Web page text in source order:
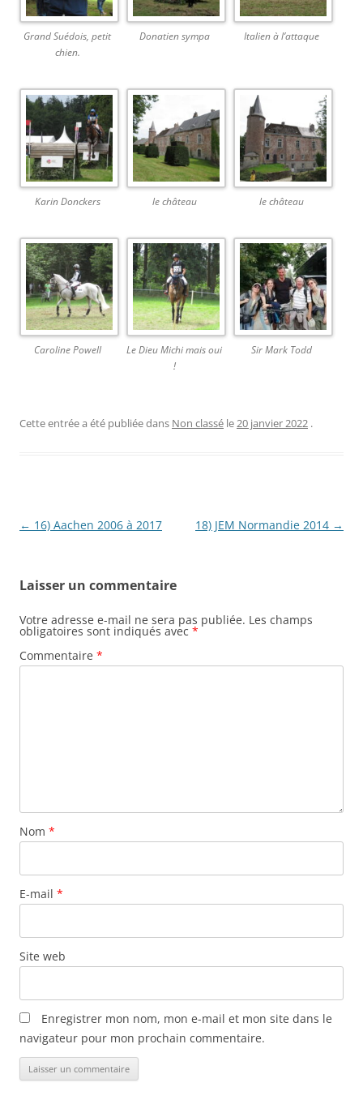
Grand Suédois, petit
chien.
Donatien sympa Italien à l’attaque
Karin Donckers le château le château
Caroline Powell
Le Dieu Michi mais oui
!
Sir Mark Todd
Cette entrée a été publiée dans Non classé le20 janvier 2022 .
Navigation
← 16) Aachen 2006 à 2017 18) JEM Normandie 2014 →
Laisser un commentaire
Votre adresse e-mail ne sera pas publiée. Les champs
obligatoires sont indiqués avec *
Commentaire *
Nom *
E-mail *
Site web
Enregistrer mon nom, mon e-mail et mon site dans le
navigateur pour mon prochain commentaire.